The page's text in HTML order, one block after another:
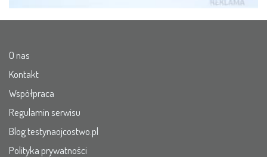
O nas
Kontakt
Współpraca
Regulamin serwisu
Blog testynaojcostwo.pl
Polityka prywatności